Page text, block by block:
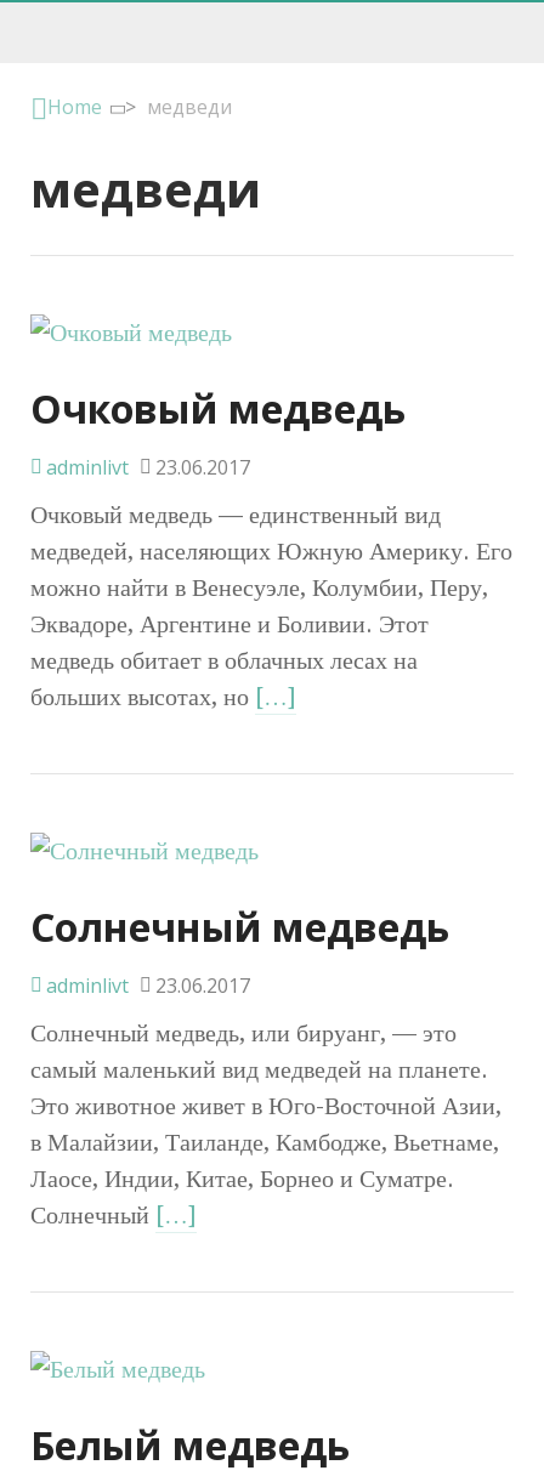
Home > медведи
медведи
Очковый медведь
adminlivt 23.06.2017
Очковый медведь — единственный вид
медведей, населяющих Южную Америку. Его
можно найти в Венесуэле, Колумбии, Перу,
Эквадоре, Аргентине и Боливии. Этот
медведь обитает в облачных лесах на
больших высотах, но […]
Солнечный медведь
adminlivt 23.06.2017
Солнечный медведь, или бируанг, — это
самый маленький вид медведей на планете.
Это животное живет в Юго-Восточной Азии,
в Малайзии, Таиланде, Камбодже, Вьетнаме,
Лаосе, Индии, Китае, Борнео и Суматре.
Солнечный […]
Белый медведь